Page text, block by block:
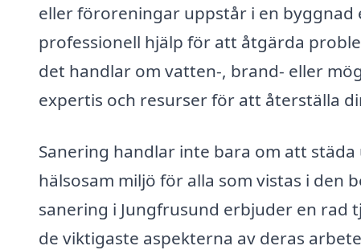
eller föroreningar uppstår i en
professionell hjälp för att åtgärda
det handlar om vatten-, brand- eller
expertis och resurser för att återställa
Sanering handlar inte bara om att
hälsosam miljö för alla som vistas i den
sanering i Jungfrusund erbjuder en rad
de viktigaste aspekterna av deras